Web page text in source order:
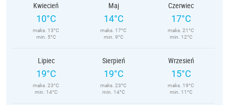
Kwiecień
10°C
maks. 13°C
min. 5°C
Maj
14°C
maks. 17°C
min. 9°C
Czerwiec
17°C
maks. 21°C
min. 12°C
Lipiec
19°C
maks. 23°C
min. 14°C
Sierpień
19°C
maks. 23°C
min. 14°C
Wrzesień
15°C
maks. 19°C
min. 11°C